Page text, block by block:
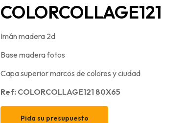
COLORCOLLAGE121
Imán madera 2d
Base madera fotos
Capa superior marcos de colores y ciudad
Ref: COLORCOLLAGE121 80X65
Pida su presupuesto